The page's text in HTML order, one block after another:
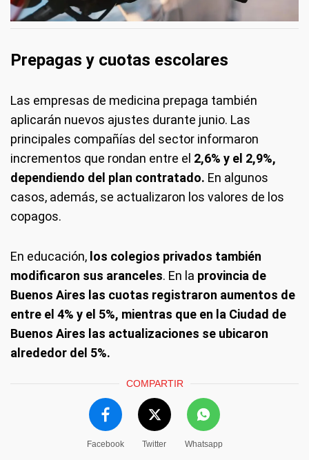
Prepagas y cuotas escolares
Las empresas de medicina prepaga también
aplicarán nuevos ajustes durante junio. Las
principales compañías del sector informaron
incrementos que rondan entre el 2,6% y el 2,9%,
dependiendo del plan contratado. En algunos
casos, además, se actualizaron los valores de los
copagos.
En educación, los colegios privados también
modificaron sus aranceles. En la provincia de
Buenos Aires las cuotas registraron aumentos de
entre el 4% y el 5%, mientras que en la Ciudad de
Buenos Aires las actualizaciones se ubicaron
alrededor del 5%.
COMPARTIR
Facebook Twitter Whatsapp